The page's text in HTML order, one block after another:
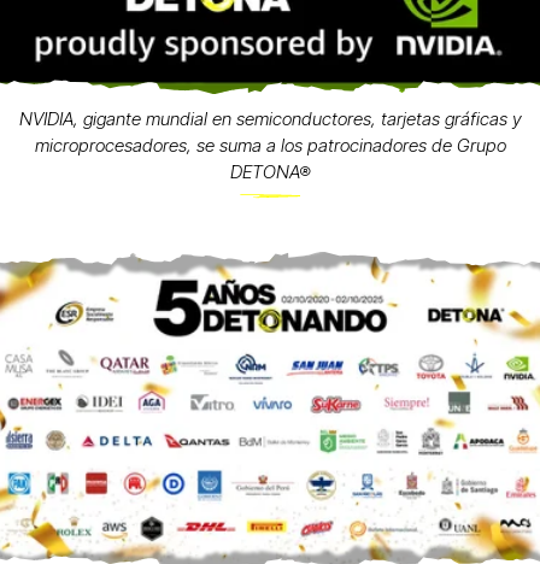
NVIDIA, gigante mundial en semiconductores, tarjetas gráficas y
microprocesadores, se suma a los patrocinadores de Grupo
DETONA®